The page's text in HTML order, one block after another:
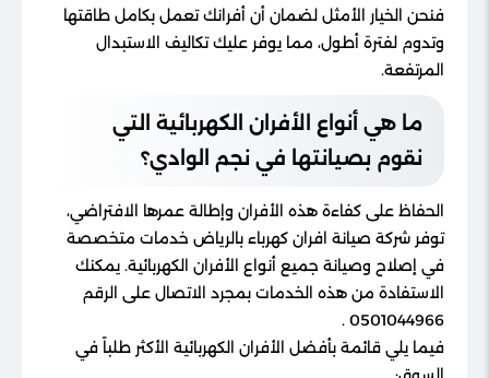
فنحن الخيار الأمثل لضمان أن أفرانك تعمل بكامل طاقتها
وتدوم لفترة أطول، مما يوفر عليك تكاليف الاستبدال
المرتفعة.
ما هي أنواع الأفران الكهربائية التي
نقوم بصيانتها في نجم الوادي؟
الحفاظ على كفاءة هذه الأفران وإطالة عمرها الافتراضي،
توفر شركة صيانة افران كهرباء بالرياض خدمات متخصصة
في إصلاح وصيانة جميع أنواع الأفران الكهربائية. يمكنك
الاستفادة من هذه الخدمات بمجرد الاتصال على الرقم
0501044966 .
فيما يلي قائمة بأفضل الأفران الكهربائية الأكثر طلباً في